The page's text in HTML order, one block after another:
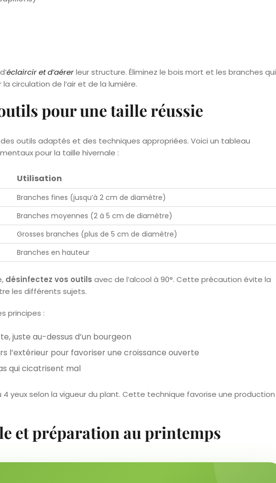
éclaircir et d’aérerleur structure. Éliminez le bois mort et les branches qui
circulation de l’air et de la lumière.
pour une taille réussie
outils adaptés et des techniques appropriées. Voici un tableau
pour la taille hivernale :
Utilisation
Branches fines (jusqu’à 2 cm de diamètre)
Branches moyennes (2 à 5 cm de diamètre)
Grosses branches (plus de 5 cm de diamètre)
Branches en hauteur
désinfectez vos outils avec de l’alcool à 90°. Cette précaution évite la
les différents sujets.
principes :
juste au-dessus d’un bourgeon
l’extérieur pour favoriser une croissance ouverte
qui cicatrisent mal
4 yeux selon la vigueur du plant. Cette technique favorise une production
et préparation au printemps